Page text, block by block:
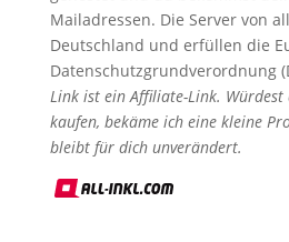
Mailadressen. Die Server von
Deutschland und erfüllen die
Datenschutzgrundverordnung
Link ist ein Affiliate-Link.
kaufen, bekäme ich eine kleine
bleibt für dich unverändert.